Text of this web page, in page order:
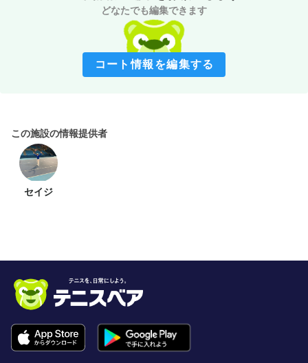
どなたでも編集できます
コート情報を編集する
この施設の情報提供者
セイジ